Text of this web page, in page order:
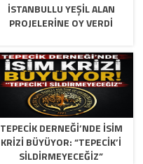
İSTANBULLU YEŞİL ALAN
PROJELERİNE OY VERDİ
TEPECİK DERNEĞİ’NDE İSİM
KRİZİ BÜYÜYOR: “TEPECİK’İ
SİLDİRMEYECEĞİZ”